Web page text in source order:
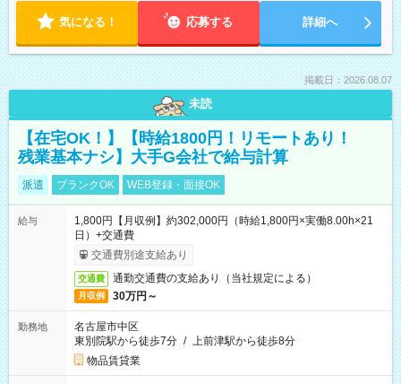
気になる！ 応募する 詳細へ
掲載日：2026.08.07
未読
【在宅OK！】【時給1800円！リモートあり！
残業基本ナシ】大手G会社で給与計算
派遣 ブランクOK WEB登録・面接OK
給与
1,800円【月収例】約302,000円（時給1,800円×実働8.00h×21
日）+交通費
交通費別途支給あり
交通費 通勤交通費の支給あり（当社規定による）
月収例 30万円～
勤務地
名古屋市中区
東別院駅から徒歩7分 / 上前津駅から徒歩8分
物品賃貸業